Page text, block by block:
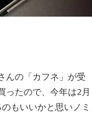
んの「カフネ」が受
ったので、今年は2月
もいいかと思いノミ